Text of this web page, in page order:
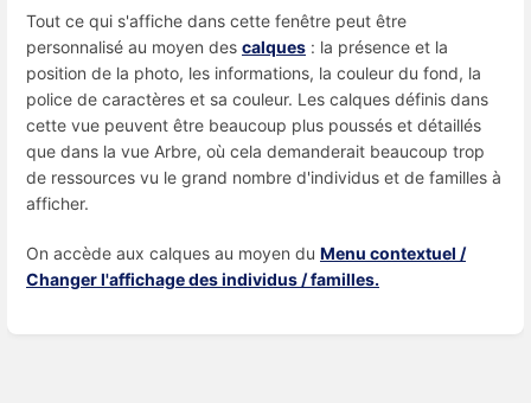
Tout ce qui s'affiche dans cette fenêtre peut être
personnalisé au moyen des calques : la présence et la
position de la photo, les informations, la couleur du fond, la
police de caractères et sa couleur. Les calques définis dans
cette vue peuvent être beaucoup plus poussés et détaillés
que dans la vue Arbre, où cela demanderait beaucoup trop
de ressources vu le grand nombre d'individus et de familles à
afficher.
On accède aux calques au moyen du Menu contextuel /
Changer l'affichage des individus / familles.